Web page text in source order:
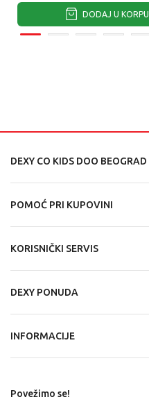
DODAJ U KORPU
DEXY CO KIDS DOO BEOGRAD
POMOĆ PRI KUPOVINI
KORISNIČKI SERVIS
DEXY PONUDA
INFORMACIJE
Povežimo se!